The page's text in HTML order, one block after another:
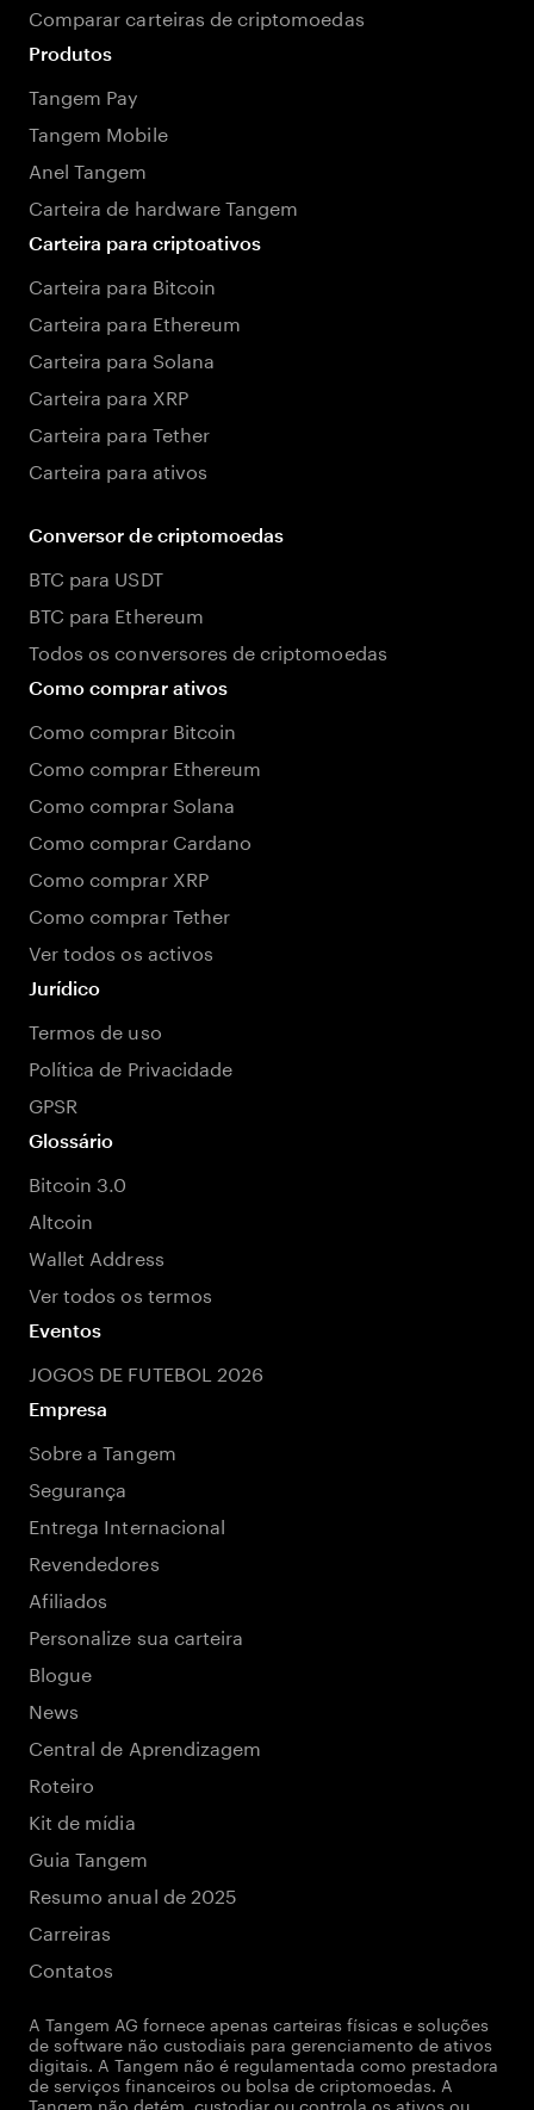
Comparar carteiras de criptomoedas
Produtos
Tangem Pay
Tangem Mobile
Anel Tangem
Carteira de hardware Tangem
Carteira para criptoativos
Carteira para Bitcoin
Carteira para Ethereum
Carteira para Solana
Carteira para XRP
Carteira para Tether
Carteira para ativos
Conversor de criptomoedas
BTC para USDT
BTC para Ethereum
Todos os conversores de criptomoedas
Como comprar ativos
Como comprar Bitcoin
Como comprar Ethereum
Como comprar Solana
Como comprar Cardano
Como comprar XRP
Como comprar Tether
Ver todos os activos
Jurídico
Termos de uso
Política de Privacidade
GPSR
Glossário
Bitcoin 3.0
Altcoin
Wallet Address
Ver todos os termos
Eventos
JOGOS DE FUTEBOL 2026
Empresa
Sobre a Tangem
Segurança
Entrega Internacional
Revendedores
Afiliados
Personalize sua carteira
Blogue
News
Central de Aprendizagem
Roteiro
Kit de mídia
Guia Tangem
Resumo anual de 2025
Carreiras
Contatos
A Tangem AG fornece apenas carteiras físicas e soluções
de software não custodiais para gerenciamento de ativos
digitais. A Tangem não é regulamentada como prestadora
de serviços financeiros ou bolsa de criptomoedas. A
Tangem não detém, custodiar ou controla os ativos ou